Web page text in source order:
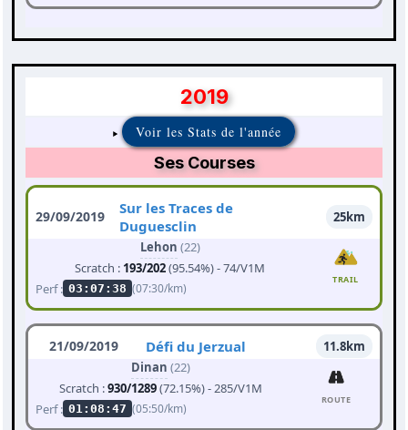
2019
Voir les Stats de l'année
Ses Courses
29/09/2019
Sur les Traces de
Duguesclin
25km
Lehon (22)
Scratch : 193/202(95.54%) - 74/V1M
Perf : 03:07:38 (07:30/km)
TRAIL
21/09/2019 Défi du Jerzual
11.8km
Dinan (22)
Scratch :930/1289(72.15%) - 285/V1M
Perf : 01:08:47 (05:50/km)
ROUTE